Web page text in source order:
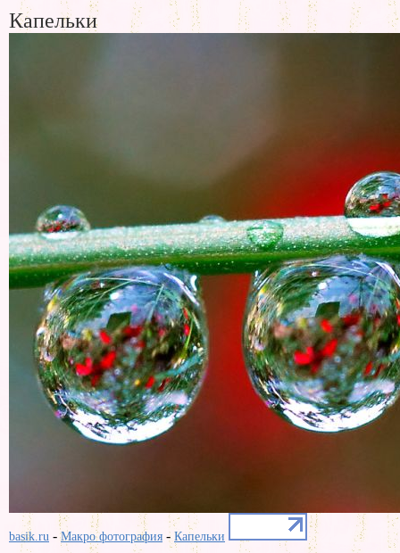
Капельки
basik.ru -Макро фотография - Капельки